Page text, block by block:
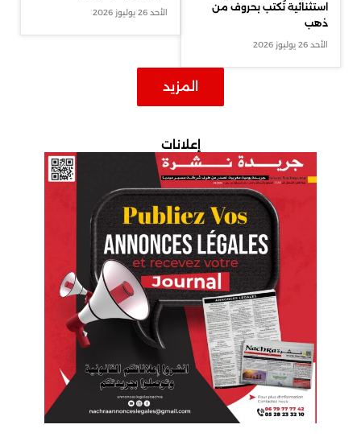
استثنائية تُكتب بحروف من
ذهب
الأحد 26 يوليوز 2026
الأحد 26 يوليوز 2026
المزيد
إعلانات